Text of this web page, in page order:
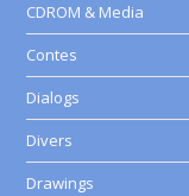
CDROM & Media
Contes
Dialogs
Divers
Drawings